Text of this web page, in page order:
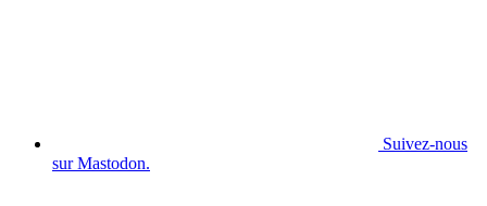
Suivez-nous
sur Mastodon.